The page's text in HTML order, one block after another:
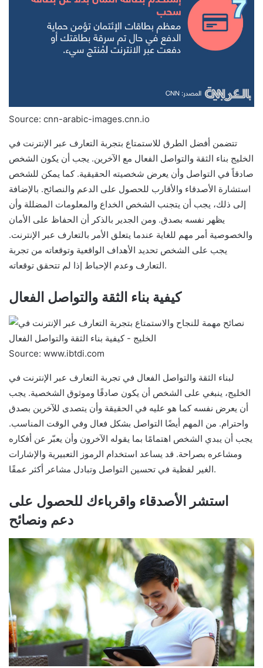
Source: cnn-arabic-images.cnn.io
تتضمن أفضل الطرق للاستمتاع بتجربة التعارف عبر الإنترنت في
الخليج بناء الثقة والتواصل الفعال مع الآخرين. يجب أن يكون الشخص
صادقاً في التواصل وأن يعرض شخصيته الحقيقية. كما يمكن للشخص
استشارة الأصدقاء والأقارب للحصول على الدعم والنصائح. بالإضافة
إلى ذلك، يجب أن يتجنب الشخص الخداع والمعلومات المضللة وأن
يظهر نفسه بصدق. ومن الجدير بالذكر أن الحفاظ على الأمان
والخصوصية أمر مهم للغاية عندما يتعلق الأمر بالتعارف عبر الإنترنت.
يجب على الشخص تحديد الأهداف الواقعية وتوقعاته من تجربة
التعارف وعدم الإحباط إذا لم تتحقق توقعاته.
كيفية بناء الثقة والتواصل الفعال
Source: www.ibtdi.com
لبناء الثقة والتواصل الفعال في تجربة التعارف عبر الإنترنت في
الخليج، ينبغي على الشخص أن يكون صادقًا وموثوق الشخصية. يجب
أن يعرض نفسه كما هو عليه في الحقيقة وأن يتصدى للآخرين بصدق
واحترام. من المهم أيضًا التواصل بشكل فعال وفي الوقت المناسب.
يجب أن يبدي الشخص اهتمامًا بما يقوله الآخرون وأن يعبّر عن أفكاره
ومشاعره بصراحة. قد يساعد استخدام الرموز التعبيرية والإشارات
الغير لفظية في تحسين التواصل وتبادل مشاعر أكثر عمقًا.
استشر الأصدقاء واقرباءك للحصول على
دعم ونصائح